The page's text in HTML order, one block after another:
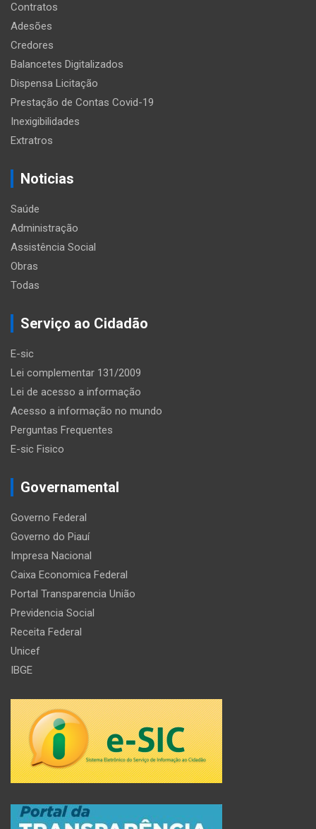
Contratos
Adesões
Credores
Balancetes Digitalizados
Dispensa Licitação
Prestação de Contas Covid-19
Inexigibilidades
Extratros
Noticias
Saúde
Administração
Assistência Social
Obras
Todas
Serviço ao Cidadão
E-sic
Lei complementar 131/2009
Lei de acesso a informação
Acesso a informação no mundo
Perguntas Frequentes
E-sic Fisico
Governamental
Governo Federal
Governo do Piauí
Impresa Nacional
Caixa Economica Federal
Portal Transparencia União
Previdencia Social
Receita Federal
Unicef
IBGE